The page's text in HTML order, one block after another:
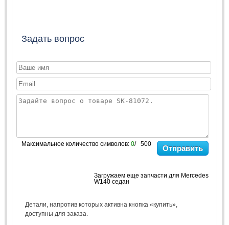
Задать вопрос
Максимальное количество символов: 0/ 500 Отправить
Загружаем еще запчасти для Mercedes
W140 седан
Детали, напротив которых активна кнопка «купить»,
доступны для заказа.